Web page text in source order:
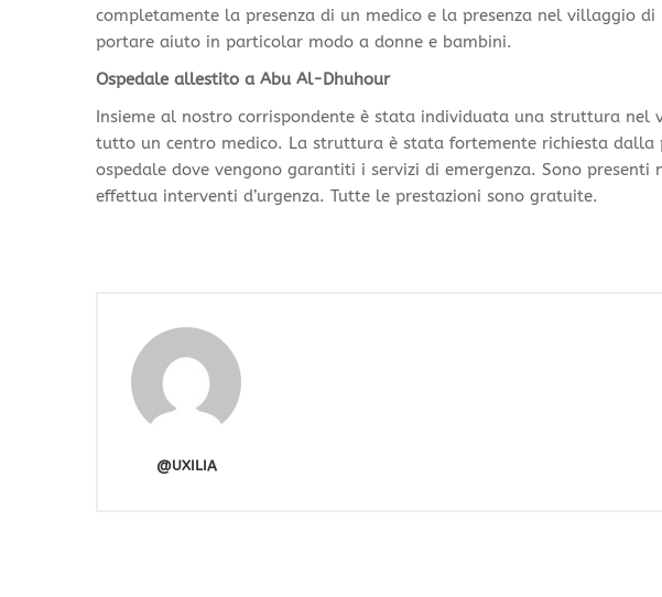
completamente la presenza di un medico e la presenza nel villaggio
portare aiuto in particolar modo a donne e bambini.
Ospedale allestito a Abu Al-Dhuhour
Insieme al nostro corrispondente è stata individuata una struttura nel
tutto un centro medico. La struttura è stata fortemente richiesta dalla
ospedale dove vengono garantiti i servizi di emergenza. Sono
effettua interventi d’urgenza. Tutte le prestazioni sono gratuite.
@UXILIA